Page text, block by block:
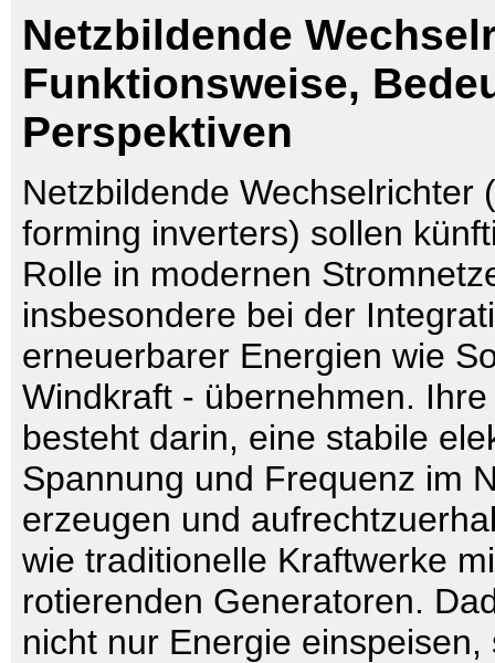
Netzbildende
Funktionsweise,
Perspektiven
Netzbildende Wechselrichter
forming inverters) sollen
Rolle in modernen
insbesondere bei der
erneuerbarer Energien wie
Windkraft - übernehmen.
besteht darin, eine stabile
Spannung und Frequenz im
erzeugen und
wie traditionelle Kraftwerke
rotierenden Generatoren.
nicht nur Energie